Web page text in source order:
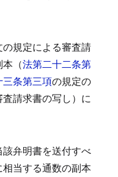
の規定による審査請
（法第二十二条第
三条第三項の規定の
請求書の写し）に
弁明書を送付すべ
当する通数の副本